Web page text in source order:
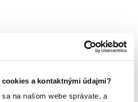
a kontaktnými údajmi?
na našom webe správate, a
titulov)
(0 titulov)na centrálnom sklade
titulov)pripravujeme